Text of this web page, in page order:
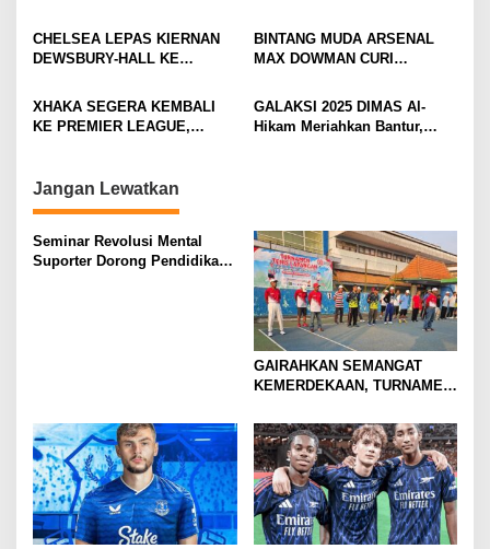
g
a
t
i
n
MOJOKERTO RAYA RESMI
BERGULIR
CHELSEA LEPAS KIERNAN
DEWSBURY-HALL KE
SANG GELANDANG DIMULAI
BINTANG MUDA ARSENAL
MAX DOWMAN CURI
PRAMUSIM ASIA
XHAKA SEGERA KEMBALI
KE PREMIER LEAGUE,
GALAKSI 2025 DIMAS Al-
Hikam Meriahkan Bantur,
Jangan Lewatkan
Seminar Revolusi Mental
Suporter Dorong Pendidikan
GAIRAHKAN SEMANGAT
KEMERDEKAAN, TURNAMEN
MOJOKERTO RAYA RESMI
BERGULIR